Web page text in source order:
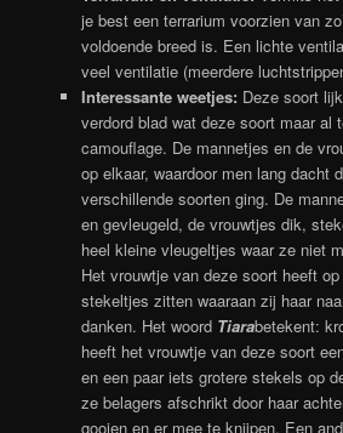
je best een terrarium voorzien van
voldoende breed is. Een lichte
veel ventilatie (meerdere
Interessante weetjes: Deze soort
verdord blad wat deze soort maar al
camouflage. De mannetjes en de
op elkaar, waardoor men lang dacht
verschillende soorten ging. De
en gevleugeld, de vrouwtjes dik,
heel kleine vleugeltjes waar ze niet
Het vrouwtje van deze soort heeft
stekeltjes zitten waaraan zij haar
danken. Het woord Tiarabetekent:
heeft het vrouwtje van deze soort
en een paar iets grotere stekels op
ze belagers afschrikt door haar
gooien en er mee te knijpen. Een